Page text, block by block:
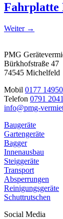
Fahrplatte
Weiter →
PMG
Bürkhofstraße 47
74545 Michelfeld
Mobil 0177
Telefon 0791
info@pmg-
Baugeräte
Gartengeräte
Bagger
Innenausbau
Steiggeräte
Transport
Absperrungen
Reinigungsgeräte
Schuttrutschen
Social Media